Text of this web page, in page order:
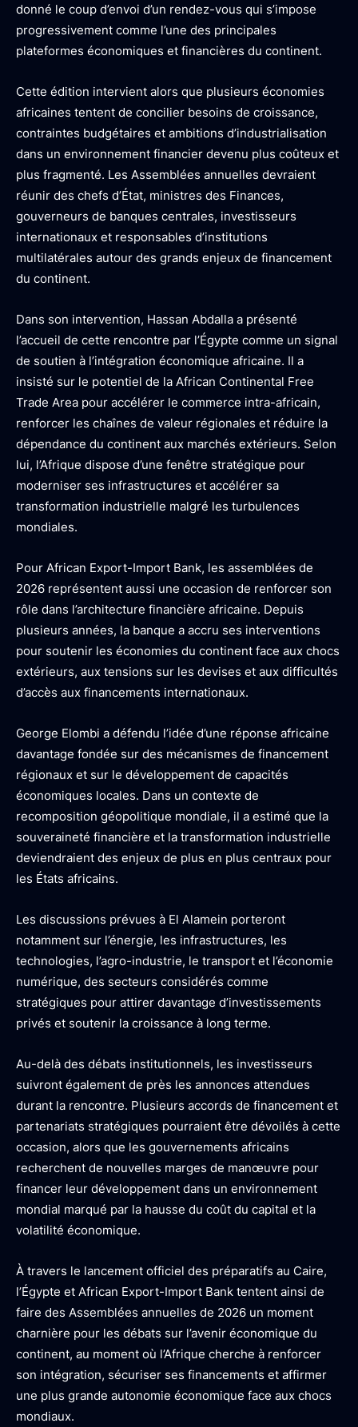
donné le coup d’envoi d’un rendez-vous qui s’impose
progressivement comme l’une des principales
plateformes économiques et financières du continent.
Cette édition intervient alors que plusieurs économies
africaines tentent de concilier besoins de croissance,
contraintes budgétaires et ambitions d’industrialisation
dans un environnement financier devenu plus coûteux et
plus fragmenté. Les Assemblées annuelles devraient
réunir des chefs d’État, ministres des Finances,
gouverneurs de banques centrales, investisseurs
internationaux et responsables d’institutions
multilatérales autour des grands enjeux de financement
du continent.
Dans son intervention, Hassan Abdalla a présenté
l’accueil de cette rencontre par l’Égypte comme un signal
de soutien à l’intégration économique africaine. Il a
insisté sur le potentiel de la African Continental Free
Trade Area pour accélérer le commerce intra-africain,
renforcer les chaînes de valeur régionales et réduire la
dépendance du continent aux marchés extérieurs. Selon
lui, l’Afrique dispose d’une fenêtre stratégique pour
moderniser ses infrastructures et accélérer sa
transformation industrielle malgré les turbulences
mondiales.
Pour African Export-Import Bank, les assemblées de
2026 représentent aussi une occasion de renforcer son
rôle dans l’architecture financière africaine. Depuis
plusieurs années, la banque a accru ses interventions
pour soutenir les économies du continent face aux chocs
extérieurs, aux tensions sur les devises et aux difficultés
d’accès aux financements internationaux.
George Elombi a défendu l’idée d’une réponse africaine
davantage fondée sur des mécanismes de financement
régionaux et sur le développement de capacités
économiques locales. Dans un contexte de
recomposition géopolitique mondiale, il a estimé que la
souveraineté financière et la transformation industrielle
deviendraient des enjeux de plus en plus centraux pour
les États africains.
Les discussions prévues à El Alamein porteront
notamment sur l’énergie, les infrastructures, les
technologies, l’agro-industrie, le transport et l’économie
numérique, des secteurs considérés comme
stratégiques pour attirer davantage d’investissements
privés et soutenir la croissance à long terme.
Au-delà des débats institutionnels, les investisseurs
suivront également de près les annonces attendues
durant la rencontre. Plusieurs accords de financement et
partenariats stratégiques pourraient être dévoilés à cette
occasion, alors que les gouvernements africains
recherchent de nouvelles marges de manœuvre pour
financer leur développement dans un environnement
mondial marqué par la hausse du coût du capital et la
volatilité économique.
À travers le lancement officiel des préparatifs au Caire,
l’Égypte et African Export-Import Bank tentent ainsi de
faire des Assemblées annuelles de 2026 un moment
charnière pour les débats sur l’avenir économique du
continent, au moment où l’Afrique cherche à renforcer
son intégration, sécuriser ses financements et affirmer
une plus grande autonomie économique face aux chocs
mondiaux.